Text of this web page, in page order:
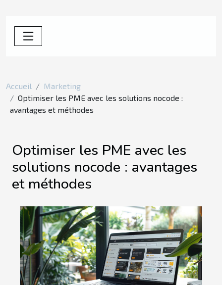
Accueil
Marketing
Optimiser les PME avec les solutions nocode :
avantages et méthodes
Optimiser les PME avec les
solutions nocode : avantages
et méthodes